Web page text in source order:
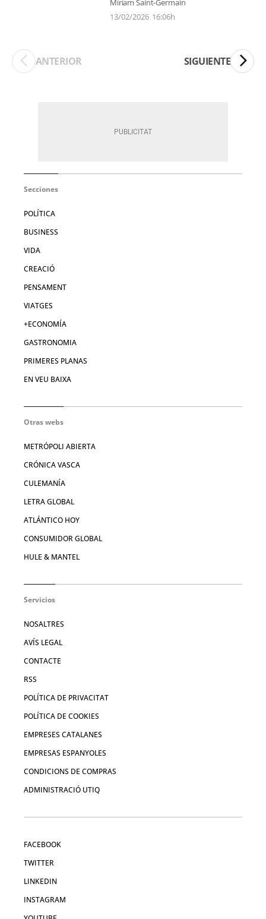
Miriam Saint-Germain
13/02/2026 16:06h
ANTERIOR SIGUIENTE
Secciones
POLÍTICA
BUSINESS
VIDA
CREACIÓ
PENSAMENT
VIATGES
+ECONOMÍA
GASTRONOMIA
PRIMERES PLANAS
EN VEU BAIXA
Otras webs
METRÓPOLI ABIERTA
CRÓNICA VASCA
CULEMANÍA
LETRA GLOBAL
ATLÁNTICO HOY
CONSUMIDOR GLOBAL
HULE & MANTEL
Servicios
NOSALTRES
AVÍS LEGAL
CONTACTE
RSS
POLÍTICA DE PRIVACITAT
POLÍTICA DE COOKIES
EMPRESES CATALANES
EMPRESAS ESPANYOLES
CONDICIONS DE COMPRAS
ADMINISTRACIÓ UTIQ
FACEBOOK
TWITTER
LINKEDIN
INSTAGRAM